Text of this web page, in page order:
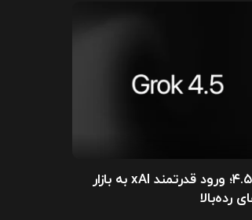
گراک ۴.۵؛ ورود قدرتمند xAI به بازار
رده‌بالا